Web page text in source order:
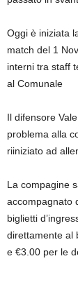
Oggi è iniziata
match del 1
interni tra staff
al Comunale
Il difensore
problema alla
riiniziato ad
La compagine
accompagnato
biglietti
direttamente al
e €3.00 per le